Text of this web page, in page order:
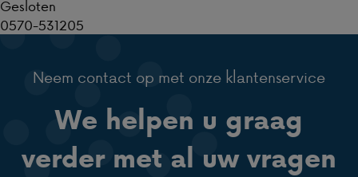
Gesloten
0570-531205
Neem contact op met onze klantenservice
We helpen u graag
verder met al uw vragen